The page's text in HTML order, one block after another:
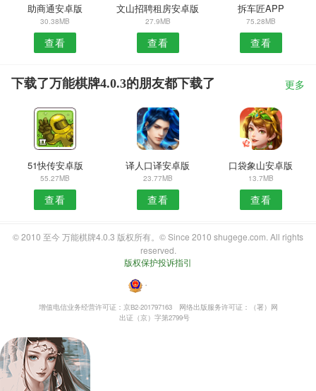
助商通安卓版
30.38MB
查看
文山招聘租房安卓版
27.9MB
查看
拆车匠APP
75.28MB
查看
下载了万能棋牌4.0.3的朋友都下载了 更多
51快传安卓版
55.27MB
查看
译人口译安卓版
23.77MB
查看
口袋象山安卓版
13.7MB
查看
© 2010 至今 万能棋牌4.0.3 版权所有。© Since 2010 shugege.com. All rights
reserved.
版权保护投诉指引
・
增值电信业务经营许可证：京B2-201797163
网络出版服务许可证：（署）网
出证（京）字第2799号